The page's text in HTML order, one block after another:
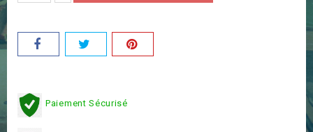
Paiement Sécurisé